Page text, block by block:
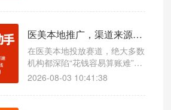
例，根源在于引流跳转链路触碰
医美本地推广，渠道来源自动打标精准核算投放 ROI 案例
在医美本地投放赛道，绝大多数
机构都深陷“花钱容易算账难”的
行业困境：抖音、小红书、本地
店量看似稳定增长，但各渠道真
2026-08-03 10:41:38